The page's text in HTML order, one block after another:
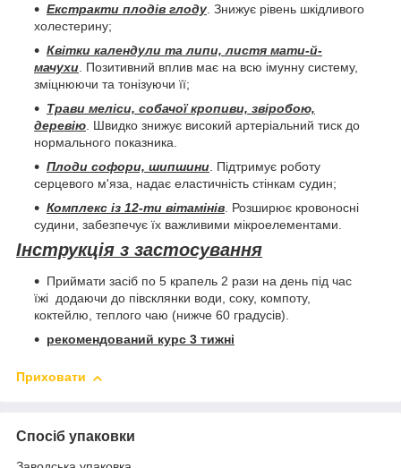
Екстракти плодів глоду . Знижує рівень шкідливого
холестерину;
Квітки календули та липи, листя мати-й-
мачухи . Позитивний вплив має на всю імунну систему,
зміцнюючи та тонізуючи її;
Трави меліси, собачої кропиви, звіробою,
деревію . Швидко знижує високий артеріальний тиск до
нормального показника.
Плоди софори, шипшини . Підтримує роботу
серцевого м'яза, надає еластичність стінкам судин;
Комплекс із 12-ти вітамінів . Розширює кровоносні
судини, забезпечує їх важливими мікроелементами.
Інструкція з застосування
Приймати засіб по 5 крапель 2 рази на день під час
їжі додаючи до півсклянки води, соку, компоту,
коктейлю, теплого чаю (нижче 60 градусів).
рекомендований курс 3 тижні
Приховати
Спосіб упаковки